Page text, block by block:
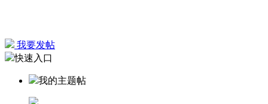
我要发帖
快速入口
我的主题帖